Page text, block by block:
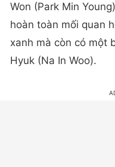
Won (Park Min
hoàn toàn mối quan
xanh mà còn có một
Hyuk (Na In Woo).